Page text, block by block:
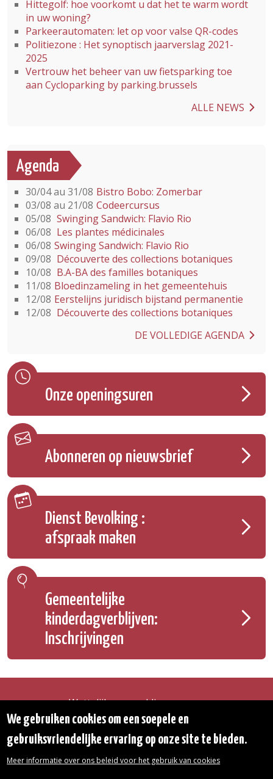
Hittegolf: hoe voorkomt u dat het te warm wordt
in uw woning?
Parkeerautomaten: let op voor valse QR-codes
Politiezone : Het synoptisch jaarverslag 2021-
2025
Vertrouw het beheer van uw fietsparking toe
aan Cycloparking by parking.brussels
ALLE NEWS
Agenda
30/04 au 31/08 Bistro Bobo: Zomerbar
03/08 au 21/08 Codeercursus
05/08 Swinging Sandwich: Flavio Rio
06/08 Les plantes médicinales
06/08 Swinging Sandwich: Flavio Rio
09/08 Découverte des collections botaniques
10/08 B.A-BA des familles botaniques
11/08 Bloedinzameling in het gemeentehuis
12/08 Eerstelijns juridisch bijstand permanentie
12/08 Découverte des collections botaniques
DE VOLLEDIGE AGENDA
Onze openingsuren
Abonneren op nieuwsbrief
Dienst Bevolking :
afspraak maken
Gemeentelijke
kinderdagverblijven:
Inschrijvingen
Wettelijke vermeldingen
Toegankelijkheidsverklaring
Toegang tot het Gemeentehuis
De gemeente diensten
We gebruiken cookies om een soepele en
gebruiksvriendelijke ervaring op onze site te bieden.
Meer informatie over ons beleid voor het gebruik van cookies